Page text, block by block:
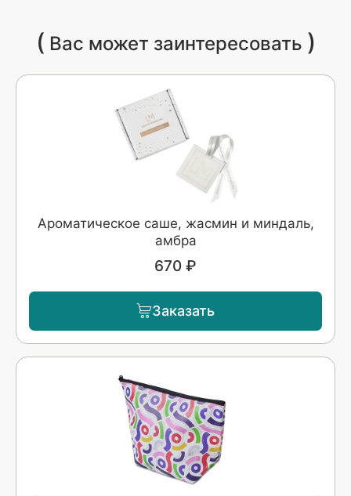
( Вас может заинтересовать )
Ароматическое саше, жасмин и миндаль,
амбра
670 ₽
Заказать